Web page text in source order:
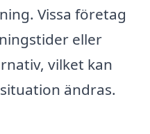
Vissa företag
eller
vilket kan
ändras.